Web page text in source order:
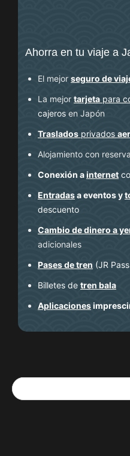
Ahorra en tu viaje a
El mejor seguro de
La mejor tarjeta para
cajeros en Japón
Traslados privados
Alojamiento con
Conexión ainternet
Entradasa eventos y
descuento
Cambio de dinero a
adicionales
Pases de tren (JR
Billetes de tren bala
Aplicaciones